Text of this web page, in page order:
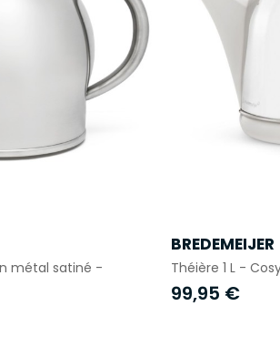
métal satiné -
BREDEMEIJER
Théière 1 L -
99,95 €